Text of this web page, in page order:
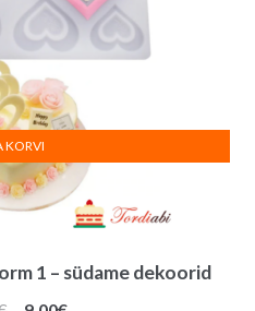
1 – südame dekoorid
KORVI